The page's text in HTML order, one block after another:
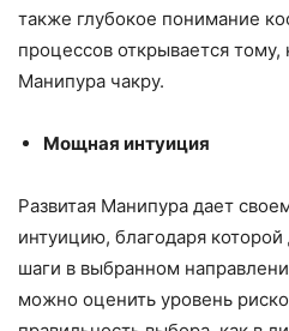
также глубокое понимание
процессов открывается
Манипура чакру.
Мощная интуиция
Развитая Манипура дает
интуицию, благодаря
шаги в выбранном
можно оценить уровень